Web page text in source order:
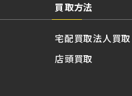
買取方法
宅配買取
店頭買取
法人買取